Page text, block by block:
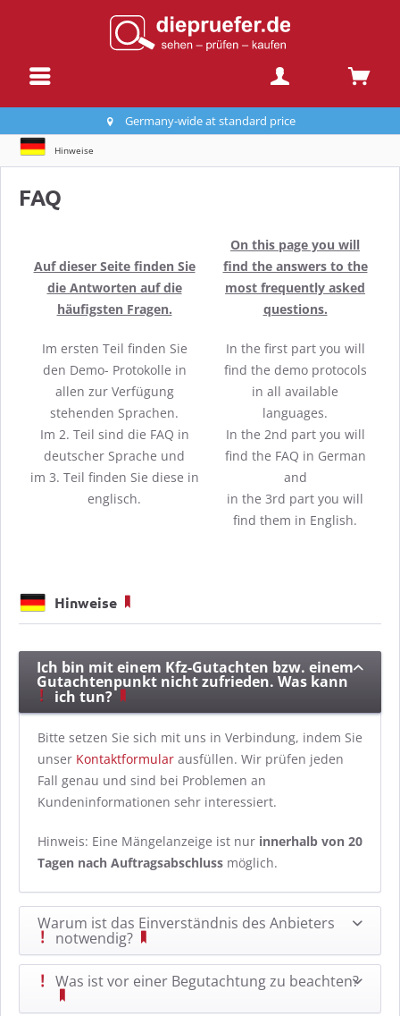
Germany-wide at standard price
Hinweise
FAQ
Auf dieser Seite finden Sie
die Antworten auf die
häufigsten Fragen.
Im ersten Teil finden Sie
den Demo- Protokolle in
allen zur Verfügung
stehenden Sprachen.
Im 2. Teil sind die FAQ in
deutscher Sprache und
im 3. Teil finden Sie diese in
englisch.
On this page you will
find the answers to the
most frequently asked
questions.
In the first part you will
find the demo protocols
in all available
languages.
In the 2nd part you will
find the FAQ in German
and
in the 3rd part you will
find them in English.
Hinweise
Ich bin mit einem Kfz-Gutachten bzw. einem
Gutachtenpunkt nicht zufrieden. Was kann
ich tun?
Bitte setzen Sie sich mit uns in Verbindung, indem Sie
unser Kontaktformular ausfüllen. Wir prüfen jeden
Fall genau und sind bei Problemen an
Kundeninformationen sehr interessiert.
Hinweis: Eine Mängelanzeige ist nur innerhalb von 20
Tagen nach Auftragsabschluss möglich.
Warum ist das Einverständnis des Anbieters
notwendig?
Was ist vor einer Begutachtung zu beachten?